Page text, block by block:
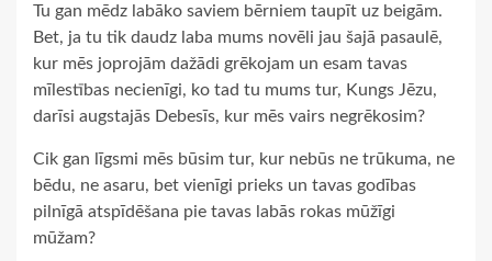
Tu gan mēdz labāko saviem bērniem taupīt uz beigām.
Bet, ja tu tik daudz laba mums novēli jau šajā pasaulē,
kur mēs joprojām dažādi grēkojam un esam tavas
mīlestības necienīgi, ko tad tu mums tur, Kungs Jēzu,
darīsi augstajās Debesīs, kur mēs vairs negrēkosim?
Cik gan līgsmi mēs būsim tur, kur nebūs ne trūkuma, ne
bēdu, ne asaru, bet vienīgi prieks un tavas godības
pilnīgā atspīdēšana pie tavas labās rokas mūžīgi
mūžam?